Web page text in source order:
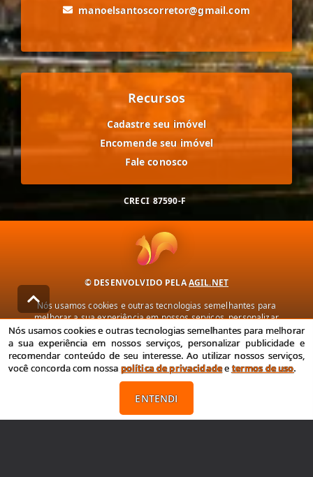
manoelsantoscorretor@gmail.com
Recursos
Cadastre seu imóvel
Encomende seu imóvel
Fale conosco
CRECI 87590-F
© DESENVOLVIDO PELAAGIL.NET
Nós usamos cookies e outras tecnologias semelhantes para
melhorar a sua experiência em nossos serviços, personalizar
publicidade e recomendar conteúdo de seu interesse. Ao utilizar
nossos serviços, você concorda com nossa política de privacidade e
termos de uso.
Política de Privacidade Termos de uso
Nós usamos cookies e outras tecnologias semelhantes para melhorar
a sua experiência em nossos serviços, personalizar publicidade e
recomendar conteúdo de seu interesse. Ao utilizar nossos serviços,
você concorda com nossa política de privacidadeetermos de uso.
ENTENDI